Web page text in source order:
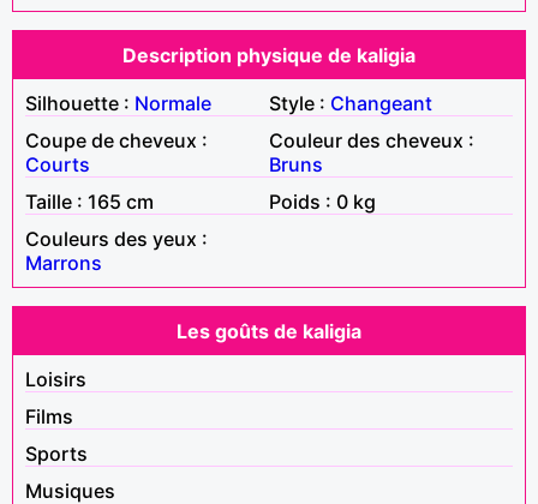
Description physique de kaligia
Silhouette : Normale Style : Changeant
Coupe de cheveux :
Courts
Couleur des cheveux :
Bruns
Taille : 165 cm
Poids : 0 kg
Couleurs des yeux :
Marrons
Les goûts de kaligia
Loisirs
Films
Sports
Musiques